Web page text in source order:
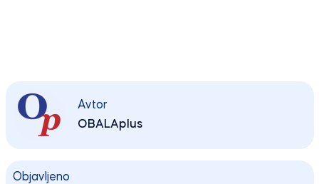
Avtor
OBALAplus
Objavljeno